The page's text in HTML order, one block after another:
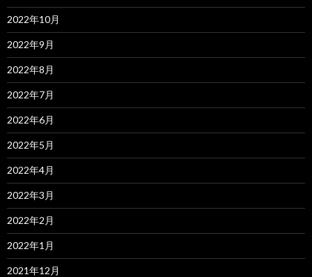
2022年10月
2022年9月
2022年8月
2022年7月
2022年6月
2022年5月
2022年4月
2022年3月
2022年2月
2022年1月
2021年12月